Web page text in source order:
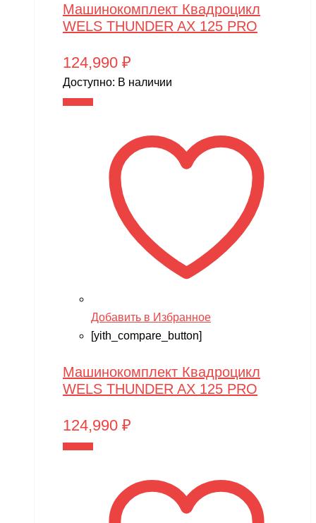
Машинокомплект Квадроцикл
WELS THUNDER AX 125 PRO
124,990 ₽
Доступно: В наличии
Добавить в Избранное
[yith_compare_button]
Машинокомплект Квадроцикл
WELS THUNDER AX 125 PRO
124,990 ₽